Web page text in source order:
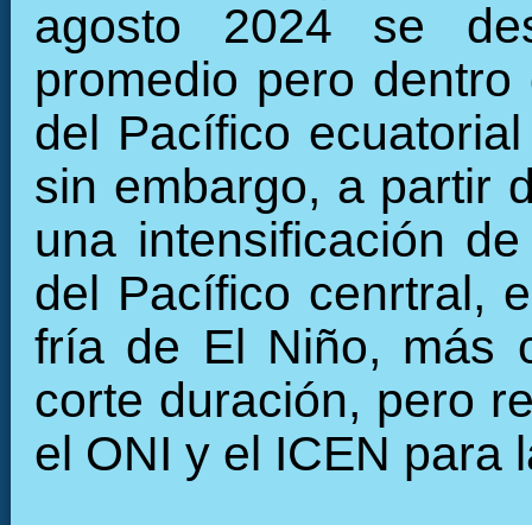
agosto 2024 se
promedio pero
del Pacífico
sin embargo, a partir
una intensificación
del Pacífico cenrtral,
fría de El Niño, más
corte duración, pero
el ONI y el ICEN para